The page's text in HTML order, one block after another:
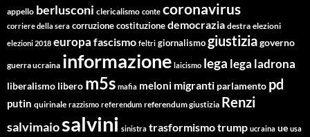
appello berlusconi clericalismo conte coronavirus
corriere della sera corruzionecostituzionedemocrazia destra elezioni
elezioni 2018 europa fascismo feltri giornalismogiustiziagoverno
guerra ucraina informazione laicismo lega lega ladrona
liberalismo libero m5s mafia meloni migranti parlamento pd
putin quirinale razzismo referendum referendum giustizia Renzi
salvimaiosalvini sinistra trasformismotrump ucraina ue usa